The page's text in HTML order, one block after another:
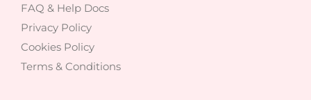
FAQ & Help Docs
Privacy Policy
Cookies Policy
Terms & Conditions